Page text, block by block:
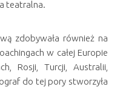
teatralna.
zdobywała również na
w całej Europie
Rosji, Turcji, Australii,
do tej pory stworzyła